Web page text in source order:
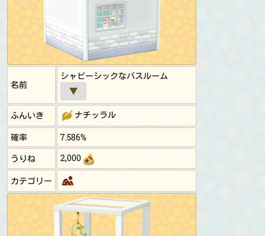
名前
シャビーシックなバスルーム
▼
ふんいき
ナチッラル
確率
7.586%
うりね
2,000
カテゴリー